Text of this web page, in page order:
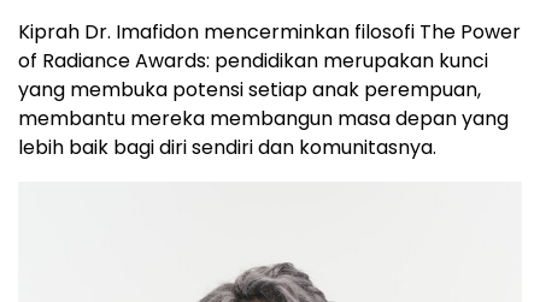
Kiprah Dr. Imafidon mencerminkan filosofi The Power
of Radiance Awards: pendidikan merupakan kunci
yang membuka potensi setiap anak perempuan,
membantu mereka membangun masa depan yang
lebih baik bagi diri sendiri dan komunitasnya.